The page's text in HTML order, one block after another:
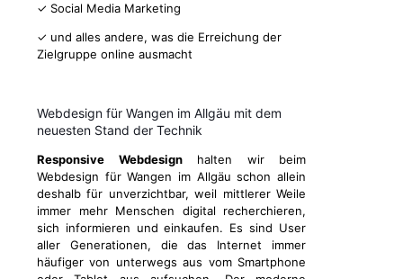
✓ Social Media Marketing
✓ und alles andere, was die Erreichung der
Zielgruppe online ausmacht
Webdesign für Wangen im Allgäu mit dem
neuesten Stand der Technik
Responsive Webdesignhalten wir beim
Webdesign für Wangen im Allgäu schon allein
deshalb für unverzichtbar, weil mittlerer Weile
immer mehr Menschen digital recherchieren,
sich informieren und einkaufen. Es sind User
aller Generationen, die das Internet immer
häufiger von unterwegs aus vom Smartphone